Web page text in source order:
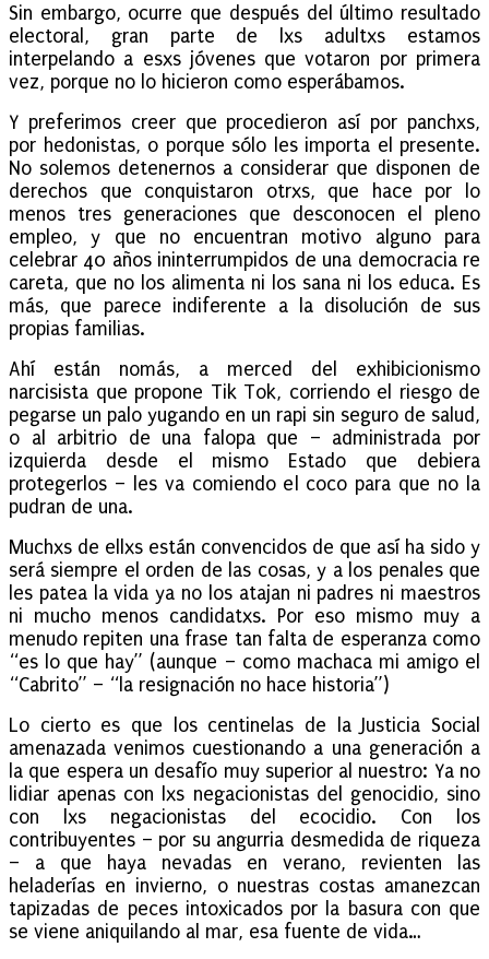
Sin embargo, ocurre que después del último resultado
electoral, gran parte de lxs adultxs estamos
interpelando a esxs jóvenes que votaron por primera
vez, porque no lo hicieron como esperábamos.
Y preferimos creer que procedieron así por panchxs,
por hedonistas, o porque sólo les importa el presente.
No solemos detenernos a considerar que disponen de
derechos que conquistaron otrxs, que hace por lo
menos tres generaciones que desconocen el pleno
empleo, y que no encuentran motivo alguno para
celebrar 40 años ininterrumpidos de una democracia re
careta, que no los alimenta ni los sana ni los educa. Es
más, que parece indiferente a la disolución de sus
propias familias.
Ahí están nomás, a merced del exhibicionismo
narcisista que propone Tik Tok, corriendo el riesgo de
pegarse un palo yugando en un rapi sin seguro de salud,
o al arbitrio de una falopa que – administrada por
izquierda desde el mismo Estado que debiera
protegerlos – les va comiendo el coco para que no la
pudran de una.
Muchxs de ellxs están convencidos de que así ha sido y
será siempre el orden de las cosas, y a los penales que
les patea la vida ya no los atajan ni padres ni maestros
ni mucho menos candidatxs. Por eso mismo muy a
menudo repiten una frase tan falta de esperanza como
“es lo que hay” (aunque – como machaca mi amigo el
“Cabrito” – “la resignación no hace historia”)
Lo cierto es que los centinelas de la Justicia Social
amenazada venimos cuestionando a una generación a
la que espera un desafío muy superior al nuestro: Ya no
lidiar apenas con lxs negacionistas del genocidio, sino
con lxs negacionistas del ecocidio. Con los
contribuyentes – por su angurria desmedida de riqueza
– a que haya nevadas en verano, revienten las
heladerías en invierno, o nuestras costas amanezcan
tapizadas de peces intoxicados por la basura con que
se viene aniquilando al mar, esa fuente de vida…